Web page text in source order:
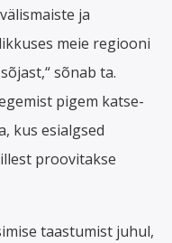
ja
meie regiooni
sõnab ta.
pigem katse-
kus esialgsed
proovitakse
taastumist juhul,